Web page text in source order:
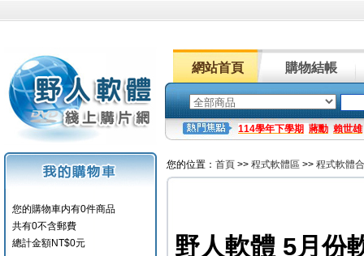
網站首頁 購物結帳
114學年下學期 蔣勳 賴世雄
您的購物車内有0件商品
共有0不含郵費
總計金額NT$0元
您的位置： 首頁 >> 程式軟體區 >> 程式軟體
野人軟體 5月份